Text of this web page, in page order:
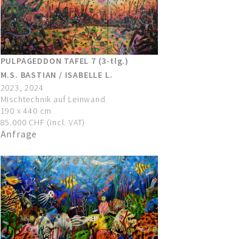
PULPAGEDDON TAFEL 7 (3-tlg.)
M.S. BASTIAN / ISABELLE L.
2023, 2024
Mischtechnik auf Leinwand
190 x 440 cm
85.000 CHF (incl. VAT)
Anfrage